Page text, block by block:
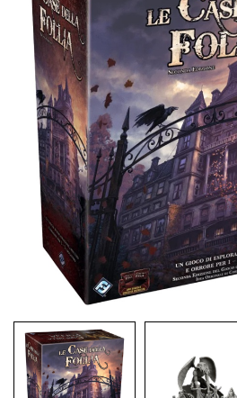
Editoria
Giochi di Carte Collezionabili
Miniature
Dadi
Accessori
Giocattoli e Gadget
Offerte del Dragone